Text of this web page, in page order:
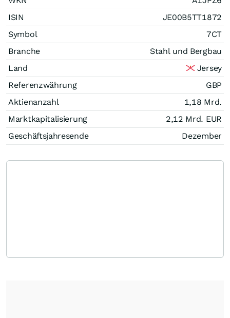
ISIN
JE00B5TT1872
Symbol
7CT
Branche
Stahl und Bergbau
Land
Jersey
Referenzwährung
GBP
Aktienanzahl
1,18 Mrd.
Marktkapitalisierung
2,12 Mrd. EUR
Geschäftsjahresende
Dezember